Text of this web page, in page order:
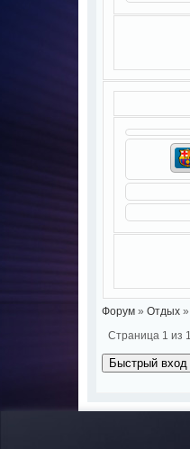
Форум » Отдых »
Страница 1 из 1